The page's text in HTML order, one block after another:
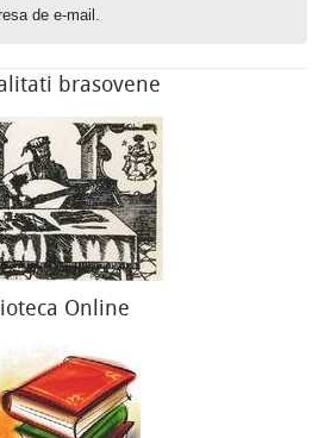
de e-mail.
brasovene
Online